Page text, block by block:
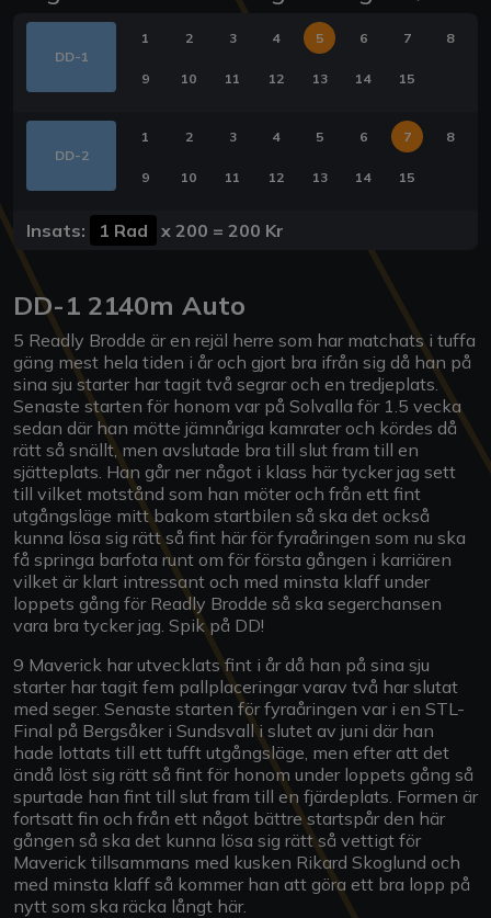
DD-1
1 2 3 4 5 6 7 8
9 10 11 12 13 14 15
DD-2
1 2 3 4 5 6 7 8
9 10 11 12 13 14 15
Insats: 1 Rad x 200 = 200 Kr
DD-1 2140m Auto
5 Readly Brodde är en rejäl herre som har matchats i tuffa
gäng mest hela tiden i år och gjort bra ifrån sig då han på
sina sju starter har tagit två segrar och en tredjeplats.
Senaste starten för honom var på Solvalla för 1.5 vecka
sedan där han mötte jämnåriga kamrater och kördes då
rätt så snällt, men avslutade bra till slut fram till en
sjätteplats. Han går ner något i klass här tycker jag sett
till vilket motstånd som han möter och från ett fint
utgångsläge mitt bakom startbilen så ska det också
kunna lösa sig rätt så fint här för fyraåringen som nu ska
få springa barfota runt om för första gången i karriären
vilket är klart intressant och med minsta klaff under
loppets gång för Readly Brodde så ska segerchansen
vara bra tycker jag. Spik på DD!
9 Maverick har utvecklats fint i år då han på sina sju
starter har tagit fem pallplaceringar varav två har slutat
med seger. Senaste starten för fyraåringen var i en STL-
Final på Bergsåker i Sundsvall i slutet av juni där han
hade lottats till ett tufft utgångsläge, men efter att det
ändå löst sig rätt så fint för honom under loppets gång så
spurtade han fint till slut fram till en fjärdeplats. Formen är
fortsatt fin och från ett något bättre startspår den här
gången så ska det kunna lösa sig rätt så vettigt för
Maverick tillsammans med kusken Rikard Skoglund och
med minsta klaff så kommer han att göra ett bra lopp på
nytt som ska räcka långt här.